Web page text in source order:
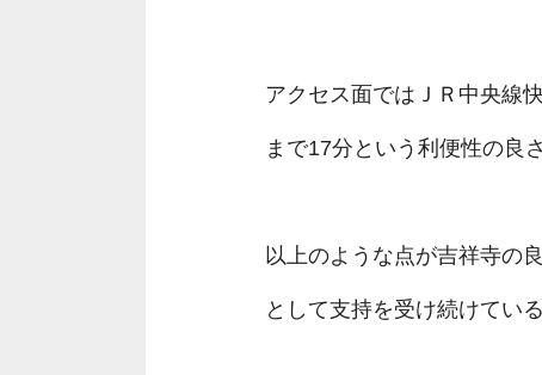
アクセス面ではＪＲ中央線
まで17分という利便性の良
以上のような点が吉祥寺の
として支持を受け続けてい